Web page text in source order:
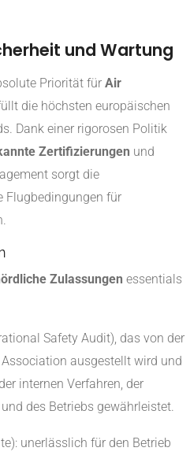
und Wartung
Priorität für Air
die höchsten europäischen
Dank einer rigorosen Politik
Zertifizierungen und
sorgt die
Flugbedingungen für
Zulassungen essentials
Safety Audit), das von der
ausgestellt wird und
internen Verfahren, der
des Betriebs gewährleistet.
unerlässlich für den Betrieb